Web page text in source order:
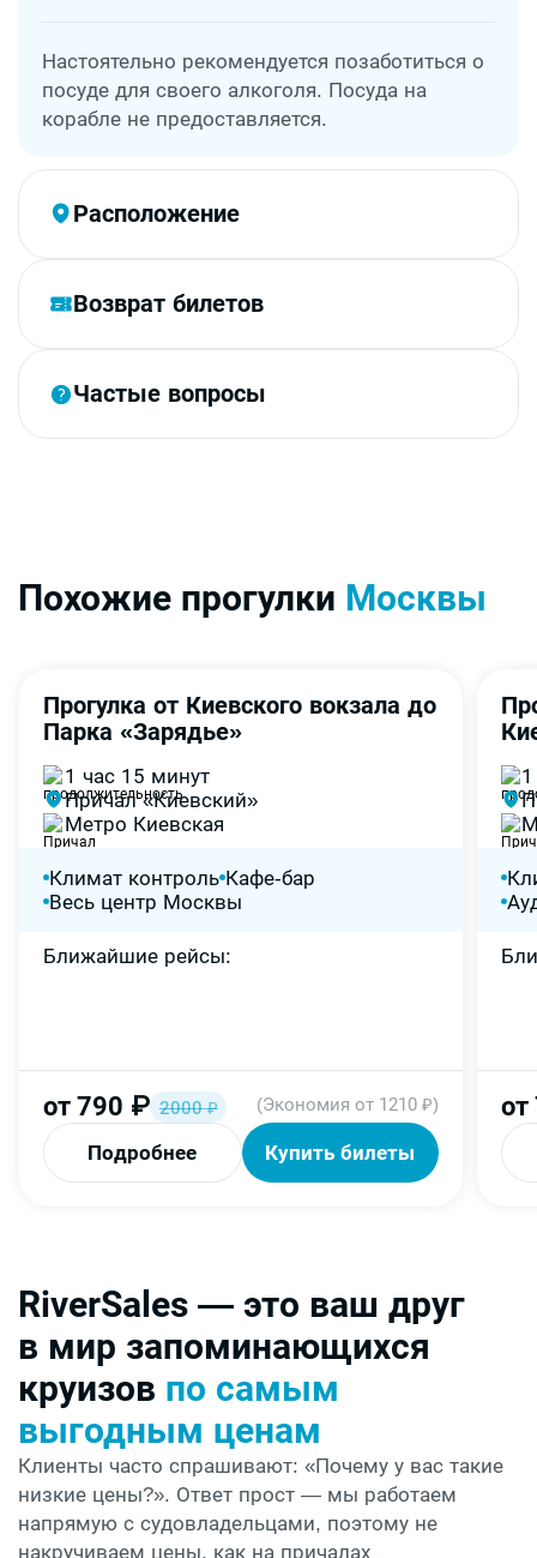
Настоятельно рекомендуется позаботиться о
посуде для своего алкоголя. Посуда на
корабле не предоставляется.
Расположение
Возврат билетов
Частые вопросы
Похожие прогулки Москвы
-60% 4,6
Прогулка от Киевского вокзала до
Парка «Зарядье»
1 час 15 минут
Причал «Киевский»
Метро Киевская
Климат контроль Кафе-бар
Весь центр Москвы
Ближайшие рейсы
от790 ₽ 2000₽ (Экономия от 1210 ₽)
Подробнее Купить билеты
-
от
RiverSales — это ваш друг
в мир запоминающихся
круизов по самым
выгодным ценам
Клиенты часто спрашивают: «Почему у вас такие
низкие цены?». Ответ прост — мы работаем
напрямую с судовладельцами, поэтому не
накручиваем цены, как на причалах